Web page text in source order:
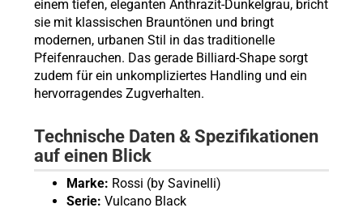
einem tiefen, eleganten Anthrazit-Dunkelgrau, bricht
sie mit klassischen Brauntönen und bringt
modernen, urbanen Stil in das traditionelle
Pfeifenrauchen. Das gerade Billiard-Shape sorgt
zudem für ein unkompliziertes Handling und ein
hervorragendes Zugverhalten.
Technische Daten & Spezifikationen
auf einen Blick
Marke: Rossi (by Savinelli)
Serie: Vulcano Black